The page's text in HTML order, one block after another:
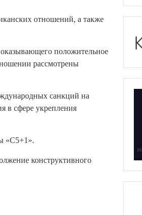
отношений, а также
положительное
рассмотрены
санкций на
в сфере укрепления
«С5+1».
конструктивного